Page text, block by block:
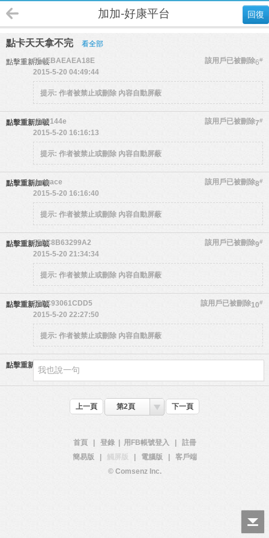
回復
加加-好康平台
點卡天天拿不完 看全部
點擊重新加載 6#
554EBAEAEA18E
該用戶已被刪除
2015-5-20 04:49:44
提示: 作者被禁止或刪除 內容自動屏蔽
點擊重新加載 7#
a089144e
該用戶已被刪除
2015-5-20 16:16:13
提示: 作者被禁止或刪除 內容自動屏蔽
點擊重新加載 8#
yangace
該用戶已被刪除
2015-5-20 16:16:40
提示: 作者被禁止或刪除 內容自動屏蔽
點擊重新加載 9#
555C8B63299A2
該用戶已被刪除
2015-5-20 21:34:34
提示: 作者被禁止或刪除 內容自動屏蔽
點擊重新加載 10#
555C93061CDD5
該用戶已被刪除
2015-5-20 22:27:50
提示: 作者被禁止或刪除 內容自動屏蔽
點擊重新加載
上一頁 第2頁 下一頁
首頁 登錄 用FB帳號登入
註冊
簡易版
觸屏版 電腦版
客戶端
© Comsenz Inc.